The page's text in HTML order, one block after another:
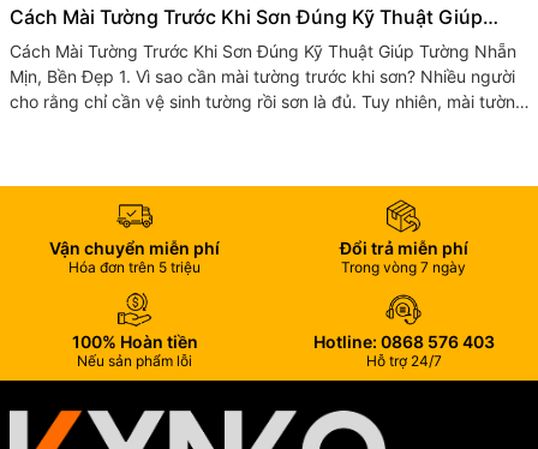
Cách Mài Tường Trước Khi Sơn Đúng Kỹ Thuật Giúp
Tường Nhẵn Mịn, Bền Đẹp
Cách Mài Tường Trước Khi Sơn Đúng Kỹ Thuật Giúp Tường Nhẵn
Mịn, Bền Đẹp 1. Vì sao cần mài tường trước khi sơn? Nhiều người
cho rằng chỉ cần vệ sinh tường rồi sơn là đủ. Tuy nhiên, mài tường
Vận chuyển miễn phí
Hóa đơn trên 5 triệu
Đổi trả miễn phí
Trong vòng 7 ngày
100% Hoàn tiền
Nếu sản phẩm lỗi
Hotline: 0868 576 403
Hỗ trợ 24/7